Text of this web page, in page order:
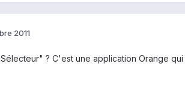
2011
? C'est une application Orange